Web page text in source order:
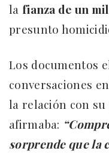
la fianza de un
presunto
Los documentos
conversaciones
la relación con su
afirmaba:
sorprende que la